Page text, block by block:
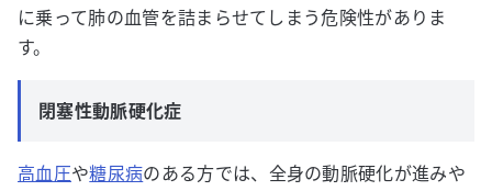
に乗って肺の血管を詰まらせてしまう危険性がありま
す。
閉塞性動脈硬化症
高血圧や糖尿病のある方では、全身の動脈硬化が進みや